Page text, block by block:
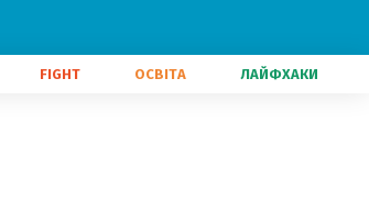
FIGHT ОСВІТА ЛАЙФХАКИ